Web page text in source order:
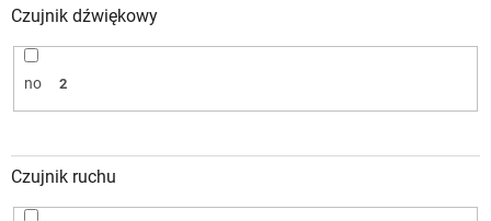
Czujnik dźwiękowy
no 2
Czujnik ruchu